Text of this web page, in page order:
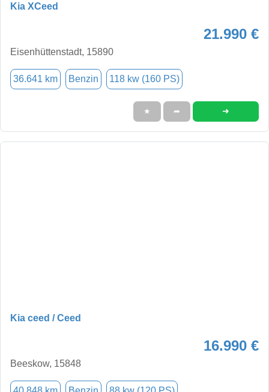
Kia XCeed
21.990 €
Eisenhüttenstadt, 15890
36.641 km Benzin 118 kw (160 PS)
★ ➦ ➜
Kia ceed / Ceed
16.990 €
Beeskow, 15848